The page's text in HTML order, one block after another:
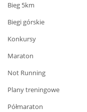
Bieg 5km
Biegi górskie
Konkursy
Maraton
Not Running
Plany treningowe
Półmaraton